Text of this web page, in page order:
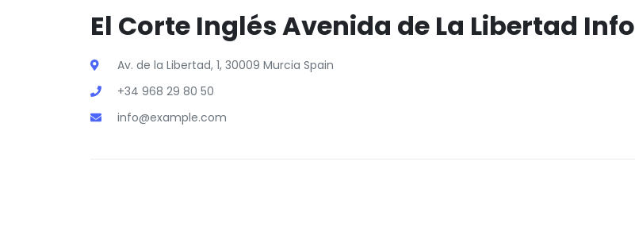
El Corte Inglés Avenida de La Libertad Info
Av. de la Libertad, 1, 30009 Murcia Spain
+34 968 29 80 50
info@example.com